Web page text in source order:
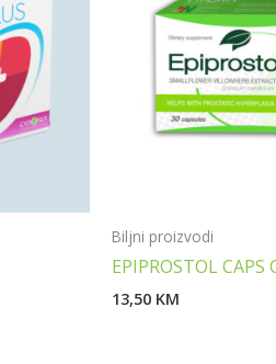
Biljni proizvodi
EPIPROSTOL CAPS
13,50 KM